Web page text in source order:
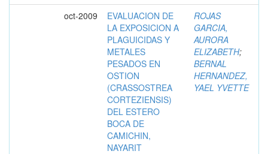
oct-2009
EVALUACION DE
LA EXPOSICION A
PLAGUICIDAS Y
METALES
PESADOS EN
OSTION
(CRASSOSTREA
CORTEZIENSIS)
DEL ESTERO
BOCA DE
CAMICHIN,
NAYARIT
ROJAS
GARCIA,
AURORA
ELIZABETH;
BERNAL
HERNANDEZ,
YAEL YVETTE